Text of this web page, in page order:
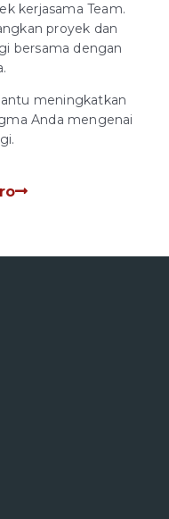
kerjasama Team.
proyek dan
bersama dengan
meningkatkan
Anda mengenai